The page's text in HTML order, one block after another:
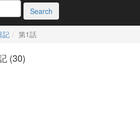
Search
記 第1話
(30)